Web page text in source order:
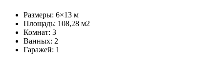
Размеры: 6×13 м
Площадь: 108,28 м2
Комнат: 3
Ванных: 2
Гаражей: 1